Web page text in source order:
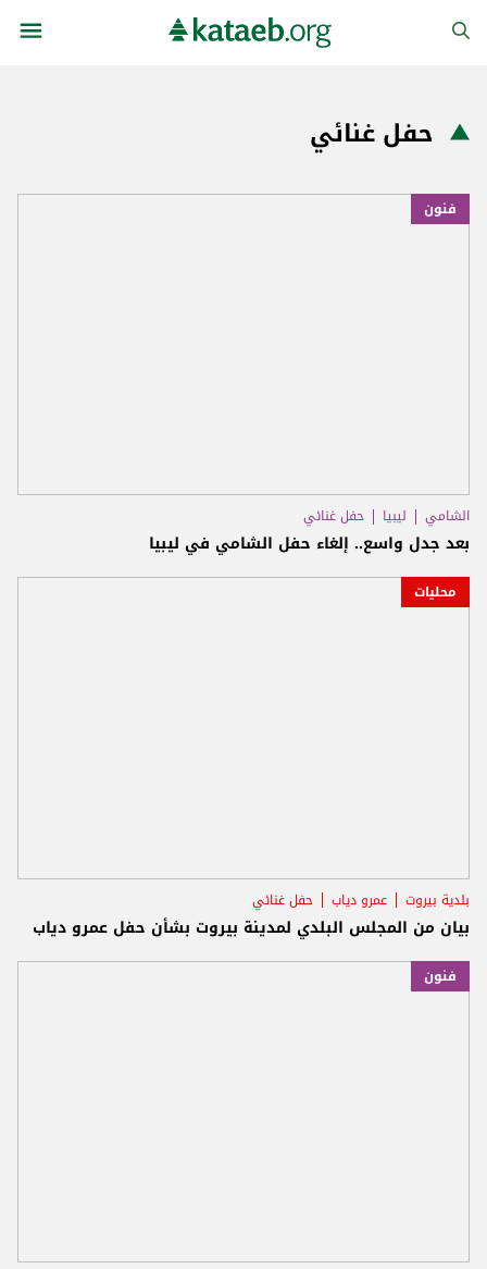
حفل غنائي
فنون
الشامي ليبيا حفل غنائي
بعد جدل واسع.. إلغاء حفل الشامي في ليبيا
محليات
بلدية بيروت عمرو دياب حفل غنائي
بيان من المجلس البلدي لمدينة بيروت بشأن حفل عمرو دياب
فنون